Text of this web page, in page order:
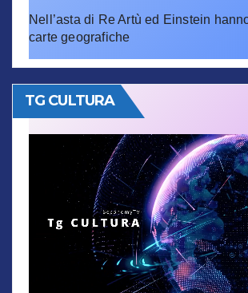
Nell’asta di Re Artù ed Einstein
carte geografiche
TG CULTURA